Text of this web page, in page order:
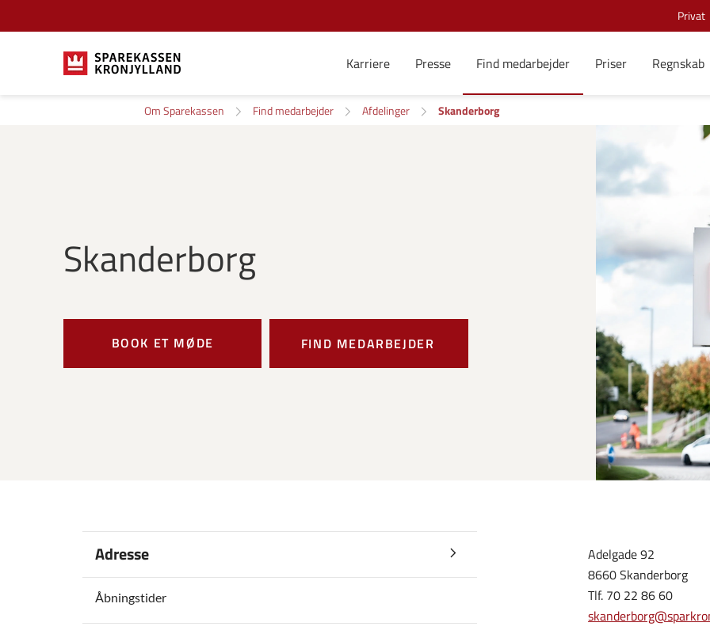
Privat
Karriere Presse Find medarbejder Priser Regnskab
Om Sparekassen Find medarbejder Afdelinger Skanderborg
Skanderborg
BOOK ET MØDE FIND MEDARBEJDER
Adresse
Åbningstider
Adelgade 92
8660 Skanderborg
Tlf. 70 22 86 60